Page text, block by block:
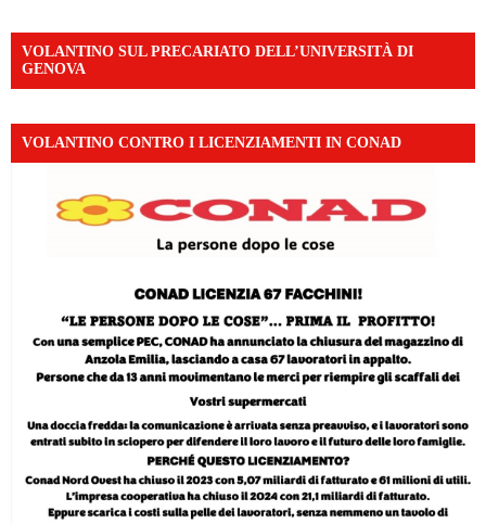
VOLANTINO SUL PRECARIATO DELL’UNIVERSITÀ DI
GENOVA
VOLANTINO CONTRO I LICENZIAMENTI IN CONAD